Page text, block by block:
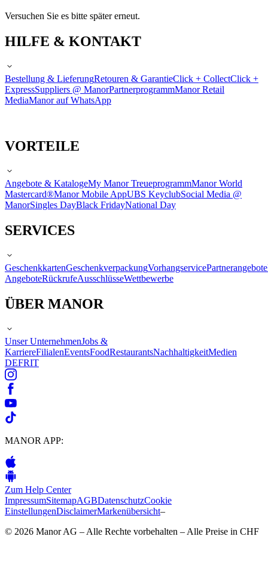
Versuchen Sie es bitte später erneut.
HILFE & KONTAKT
Bestellung & LieferungRetouren & GarantieClick + CollectClick +
ExpressSuppliers @ ManorPartnerprogrammManor Retail
MediaManor auf WhatsApp
VORTEILE
Angebote & KatalogeMy Manor TreueprogrammManor World
Mastercard®Manor Mobile AppUBS KeyclubSocial Media @
ManorSingles DayBlack FridayNational Day
SERVICES
GeschenkkartenGeschenkverpackungVorhangservicePartnerangebote
AngeboteRückrufeAusschlüsseWettbewerbe
ÜBER MANOR
Unser UnternehmenJobs &
KarriereFilialenEventsFoodRestaurantsNachhaltigkeitMedien
DEFRIT
MANOR APP:
Zum Help Center
ImpressumSitemapAGBDatenschutzCookie
EinstellungenDisclaimerMarkenübersicht–
© 2026 Manor AG – Alle Rechte vorbehalten – Alle Preise in CHF